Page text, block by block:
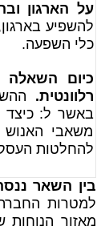
על הארגון
להשפיע
כלי השפעה.
כיום השאלה
רלוונטית.
באשר ל: כיצד
משאבי
להחלטות
בין השאר
מאזור